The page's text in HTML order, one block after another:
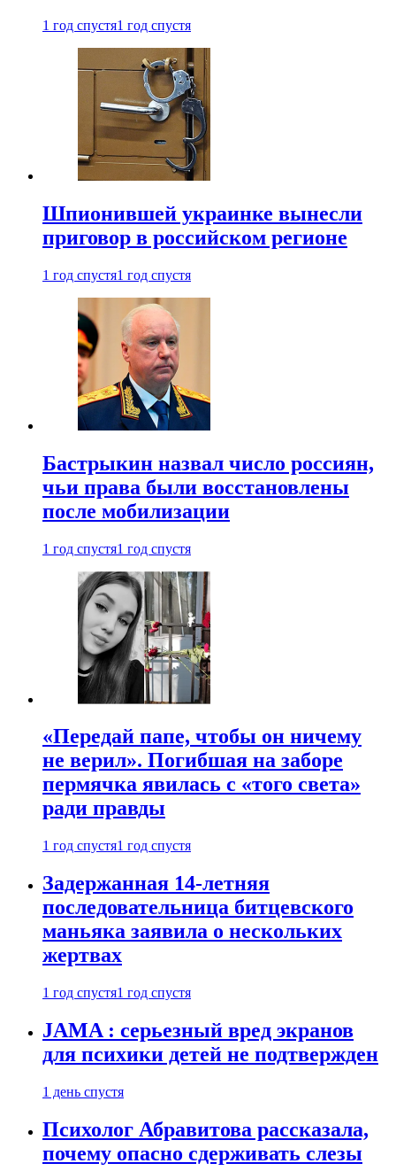
1 год спустя1 год спустя
Шпионившей украинке вынесли
приговор в российском регионе
1 год спустя1 год спустя
Бастрыкин назвал число россиян,
чьи права были восстановлены
после мобилизации
1 год спустя1 год спустя
«Передай папе, чтобы он ничему
не верил». Погибшая на заборе
пермячка явилась с «того света»
ради правды
1 год спустя1 год спустя
Задержанная 14-летняя
последовательница битцевского
маньяка заявила о нескольких
жертвах
1 год спустя1 год спустя
JAMA : серьезный вред экранов
для психики детей не подтвержден
1 день спустя
Психолог Абравитова рассказала,
почему опасно сдерживать слезы